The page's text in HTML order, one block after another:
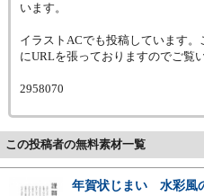
います。
イラストACでも投稿しています
にURLを張っておりますのでご覧
2958070
この投稿者の無料素材一覧
年賀状じまい 水彩風